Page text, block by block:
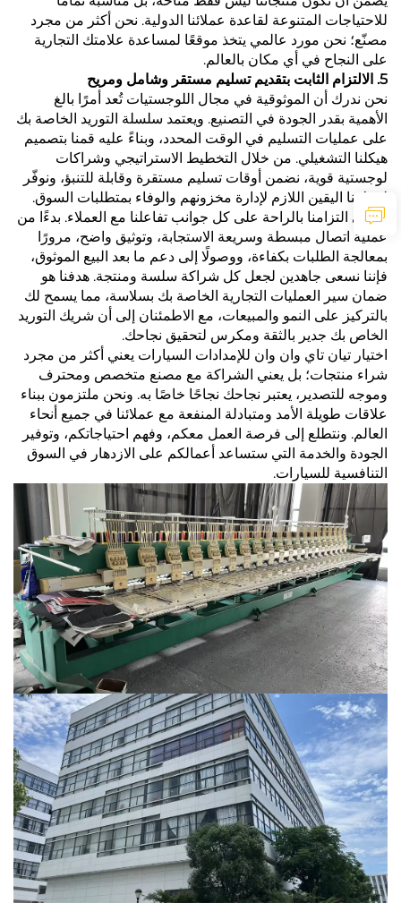
للاحتياجات المتنوعة لقاعدة عملائنا الدولية. نحن أكثر من مجرد
مصنّع؛ نحن مورد عالمي يتخذ موقعًا لمساعدة علامتك التجارية
على النجاح في أي مكان بالعالم.
5. الالتزام الثابت بتقديم تسليم مستقر وشامل ومريح
نحن ندرك أن الموثوقية في مجال اللوجستيات تُعد أمرًا بالغ
الأهمية بقدر الجودة في التصنيع. ويعتمد سلسلة التوريد الخاصة بك
على عمليات التسليم في الوقت المحدد، وبناءً عليه قمنا بتصميم
هيكلنا التشغيلي. من خلال التخطيط الاستراتيجي وشراكات
لوجستية قوية، نضمن أوقات تسليم مستقرة وقابلة للتنبؤ، ونوفّر
لعملائنا اليقين اللازم لإدارة مخزونهم والوفاء بمتطلبات السوق.
يسري التزامنا بالراحة على كل جوانب تفاعلنا مع العملاء. بدءًا من
عملية اتصال مبسطة وسريعة الاستجابة، وتوثيق واضح، مرورًا
بمعالجة الطلبات بكفاءة، ووصولًا إلى دعم ما بعد البيع الموثوق،
فإننا نسعى جاهدين لجعل كل شراكة سلسة ومنتجة. هدفنا هو
ضمان سير العمليات التجارية الخاصة بك بسلاسة، مما يسمح لك
بالتركيز على النمو والمبيعات، مع الاطمئنان إلى أن شريك التوريد
الخاص بك جدير بالثقة ومكرس لتحقيق نجاحك.
اختيار تيان تاي وان وان للإمدادات السيارات يعني أكثر من مجرد
شراء منتجات؛ بل يعني الشراكة مع مصنع متخصص ومحترف
وموجه للتصدير، يعتبر نجاحك نجاحًا خاصًا به. ونحن ملتزمون ببناء
علاقات طويلة الأمد ومتبادلة المنفعة مع عملائنا في جميع أنحاء
العالم. ونتطلع إلى فرصة العمل معكم، وفهم احتياجاتكم، وتوفير
الجودة والخدمة التي ستساعد أعمالكم على الازدهار في السوق
التنافسية للسيارات.